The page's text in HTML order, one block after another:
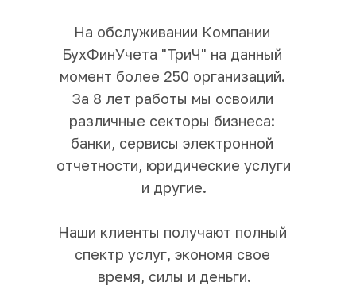
На обслуживании Компании
БухФинУчета "ТриЧ" на данный
момент более 250 организаций.
За 8 лет работы мы освоили
различные секторы бизнеса:
банки, сервисы электронной
отчетности, юридические услуги
и другие.
Наши клиенты получают полный
спектр услуг, экономя свое
время, силы и деньги.